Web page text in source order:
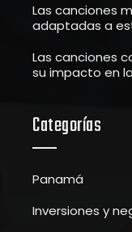
Las canciones
adaptadas a
Las canciones
su impacto en
Categorías
Panamá
Inversiones y